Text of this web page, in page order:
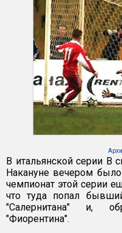
В итальянской серии В
Накануне вечером
чемпионат этой серии
что туда попал
"Салернитана" и,
"Фиорентина".